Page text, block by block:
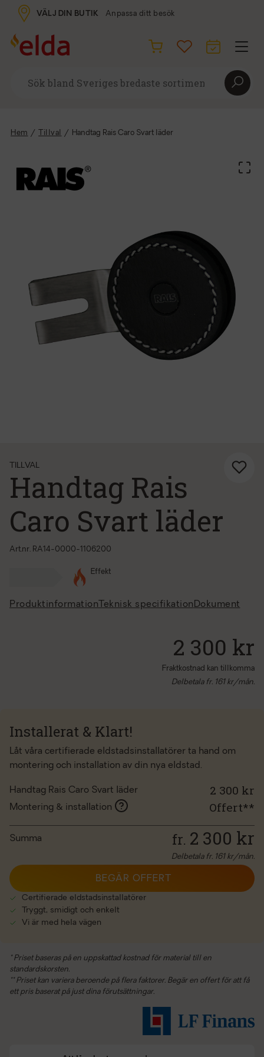
VÄLJ DIN BUTIK Anpassa ditt besök
Hem / Tillval / Handtag Rais Caro Svart läder
TILLVAL
Handtag Rais
Caro Svart läder
Art.nr. RA14-0000-1106200
Effekt
Produktinformation Teknisk specifikation Dokument
2 300 kr
Fraktkostnad kan tillkomma
Delbetala fr. 161kr/mån.
Installerat & Klart!
Låt våra certifierade eldstadsinstallatörer ta hand om
montering och installation av din nya eldstad.
Handtag Rais Caro Svart läder 2 300 kr
Montering & installation Offert**
Summa fr. 2 300 kr
Delbetala fr. 161kr/mån.
Certifierade eldstadsinstallatörer
Tryggt, smidigt och enkelt
Vi är med hela vägen
BEGÄR OFFERT
* Priset baseras på en uppskattad kostnad för material till en
standardskorsten.
** Priset kan variera beroende på flera faktorer. Begär en offert för att få
ett pris baserat på just dina förutsättningar.